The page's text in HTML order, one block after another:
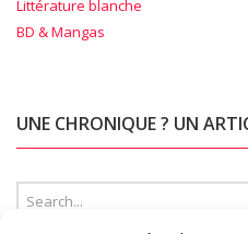
Littérature blanche
BD & Mangas
UNE CHRONIQUE ? UN